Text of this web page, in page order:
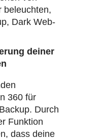
beleuchten,
Dark Web-
deiner
360 für
Durch
Funktion
dass deine